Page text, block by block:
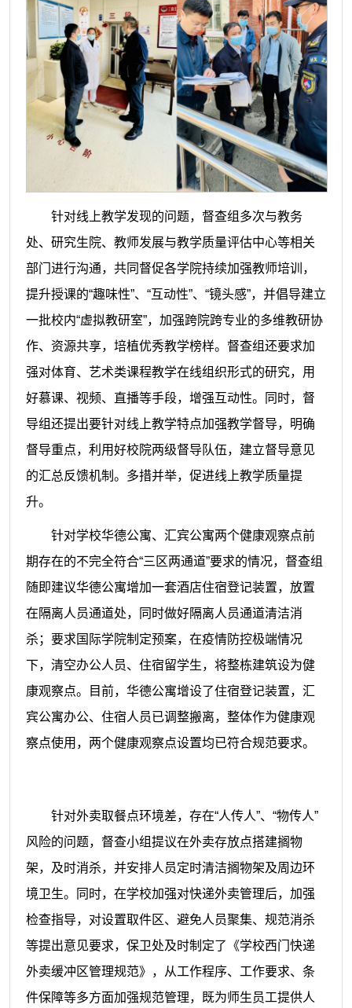
针对线上教学发现的问题，督查组多次与教务
处、研究生院、教师发展与教学质量评估中心等相关
部门进行沟通，共同督促各学院持续加强教师培训，
提升授课的“趣味性”、“互动性”、“镜头感”，并倡导建立
一批校内“虚拟教研室”，加强跨院跨专业的多维教研协
作、资源共享，培植优秀教学榜样。督查组还要求加
强对体育、艺术类课程教学在线组织形式的研究，用
好慕课、视频、直播等手段，增强互动性。同时，督
导组还提出要针对线上教学特点加强教学督导，明确
督导重点，利用好校院两级督导队伍，建立督导意见
的汇总反馈机制。多措并举，促进线上教学质量提
升。
针对学校华德公寓、汇宾公寓两个健康观察点前
期存在的不完全符合“三区两通道”要求的情况，督查组
随即建议华德公寓增加一套酒店住宿登记装置，放置
在隔离人员通道处，同时做好隔离人员通道清洁消
杀；要求国际学院制定预案，在疫情防控极端情况
下，清空办公人员、住宿留学生，将整栋建筑设为健
康观察点。目前，华德公寓增设了住宿登记装置，汇
宾公寓办公、住宿人员已调整搬离，整体作为健康观
察点使用，两个健康观察点设置均已符合规范要求。
针对外卖取餐点环境差，存在“人传人”、“物传人”
风险的问题，督查小组提议在外卖存放点搭建搁物
架，及时消杀，并安排人员定时清洁搁物架及周边环
境卫生。同时，在学校加强对快递外卖管理后，加强
检查指导，对设置取件区、避免人员聚集、规范消杀
等提出意见要求，保卫处及时制定了《学校西门快递
外卖缓冲区管理规范》，从工作程序、工作要求、条
件保障等多方面加强规范管理，既为师生员工提供人